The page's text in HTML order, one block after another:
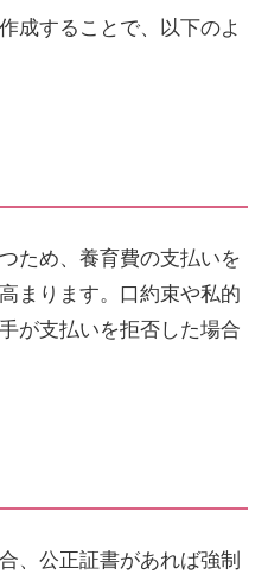
成することで、以下のよ
ため、養育費の支払いを
まります。口約束や私的
が支払いを拒否した場合
、公正証書があれば強制